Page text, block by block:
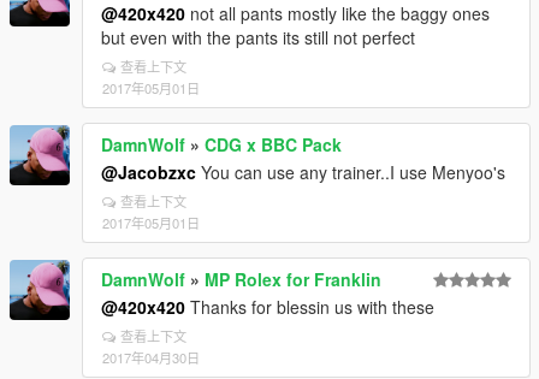
@420x420 not all pants mostly like the baggy ones
but even with the pants its still not perfect
查看上下文
2017年05月01日
DamnWolf » CDG x BBC Pack
@Jacobzxc You can use any trainer..I use Menyoo's
查看上下文
2017年05月01日
DamnWolf » MP Rolex for Franklin
@420x420 Thanks for blessin us with these
查看上下文
2017年04月30日